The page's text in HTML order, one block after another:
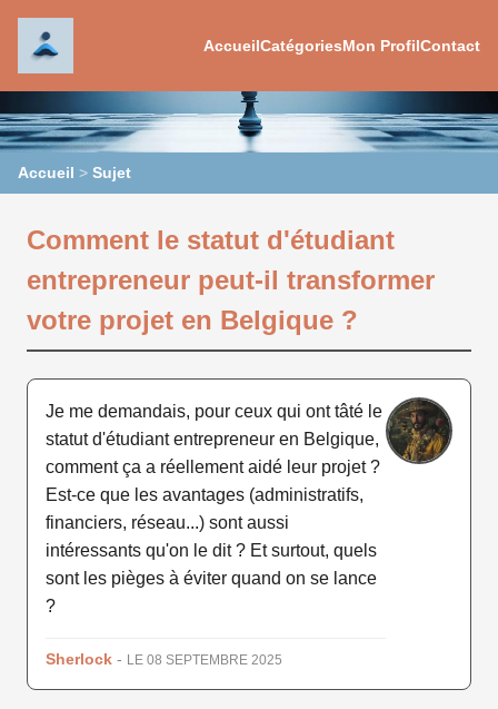
AccueilCatégoriesMon ProfilContact
Accueil > Sujet
Comment le statut d'étudiant
entrepreneur peut-il transformer
votre projet en Belgique ?
Je me demandais, pour ceux qui ont tâté le
statut d'étudiant entrepreneur en Belgique,
comment ça a réellement aidé leur projet ?
Est-ce que les avantages (administratifs,
financiers, réseau...) sont aussi
intéressants qu'on le dit ? Et surtout, quels
sont les pièges à éviter quand on se lance
?
Sherlock - LE 08 SEPTEMBRE 2025